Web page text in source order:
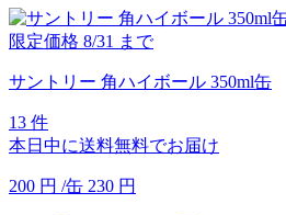
限定価格 8/31 まで
サントリー 角ハイボール 350ml缶
13 件
本日中に送料無料でお届け
200 円 /缶 230 円